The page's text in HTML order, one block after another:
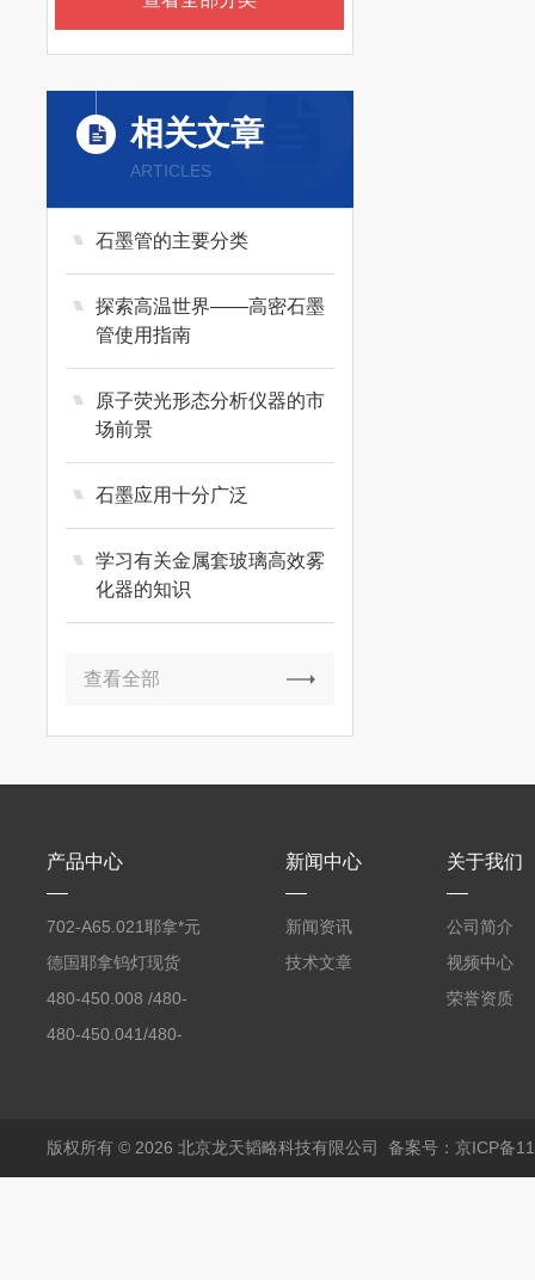
相关文章
ARTICLES
石墨管的主要分类
探索高温世界——高密石墨
管使用指南
原子荧光形态分析仪器的市
场前景
石墨应用十分广泛
学习有关金属套玻璃高效雾
化器的知识
查看全部
产品中心
702-A65.021耶拿*元
素分析仪反应罐
德国耶拿钨灯现货
480-450.008 /480-
450.008C耶拿镉Cd空
480-450.041/480-
包邮
新闻中心
新闻资讯
技术文章
关于我们
公司简介
视频中心
荣誉资质
版权所有 © 2026 北京龙天韬略科技有限公司 备案号：京ICP备